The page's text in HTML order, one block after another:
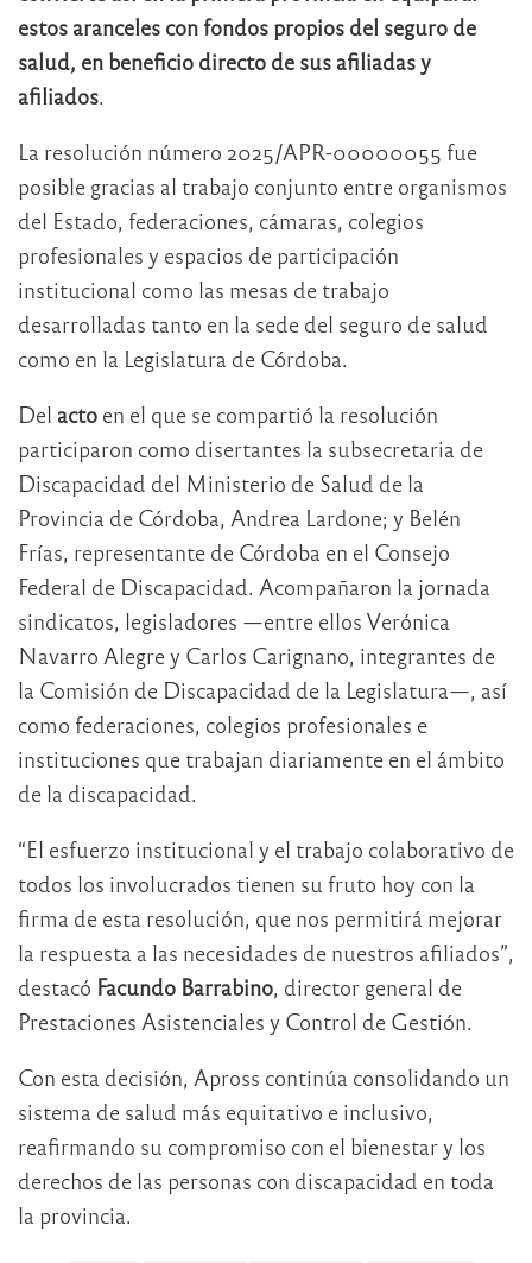
estos aranceles con fondos propios del seguro de
salud, en beneficio directo de sus afiliadas y
afiliados.
La resolución número 2025/APR-00000055 fue
posible gracias al trabajo conjunto entre organismos
del Estado, federaciones, cámaras, colegios
profesionales y espacios de participación
institucional como las mesas de trabajo
desarrolladas tanto en la sede del seguro de salud
como en la Legislatura de Córdoba.
Del acto en el que se compartió la resolución
participaron como disertantes la subsecretaria de
Discapacidad del Ministerio de Salud de la
Provincia de Córdoba, Andrea Lardone; y Belén
Frías, representante de Córdoba en el Consejo
Federal de Discapacidad. Acompañaron la jornada
sindicatos, legisladores —entre ellos Verónica
Navarro Alegre y Carlos Carignano, integrantes de
la Comisión de Discapacidad de la Legislatura—, así
como federaciones, colegios profesionales e
instituciones que trabajan diariamente en el ámbito
de la discapacidad.
“El esfuerzo institucional y el trabajo colaborativo de
todos los involucrados tienen su fruto hoy con la
firma de esta resolución, que nos permitirá mejorar
la respuesta a las necesidades de nuestros afiliados”,
destacó Facundo Barrabino, director general de
Prestaciones Asistenciales y Control de Gestión.
Con esta decisión, Apross continúa consolidando un
sistema de salud más equitativo e inclusivo,
reafirmando su compromiso con el bienestar y los
derechos de las personas con discapacidad en toda
la provincia.